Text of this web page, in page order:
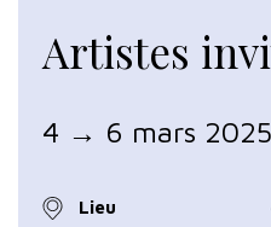
Artistes
4 → 6 mars 2025
Lieu